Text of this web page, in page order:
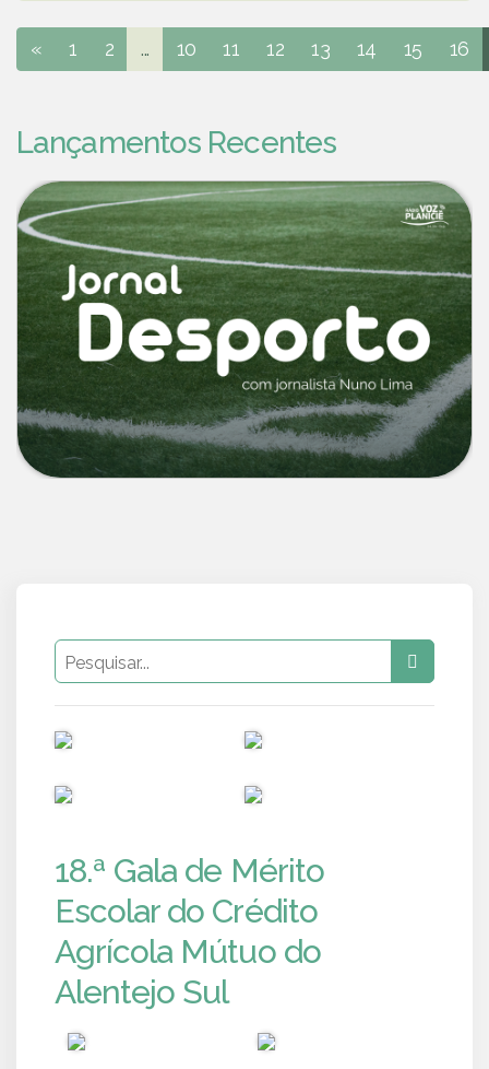
« 1 2 ... 10 11 12 13 14 15 16
Lançamentos Recentes
18.ª Gala de Mérito
Escolar do Crédito
Agrícola Mútuo do
Alentejo Sul